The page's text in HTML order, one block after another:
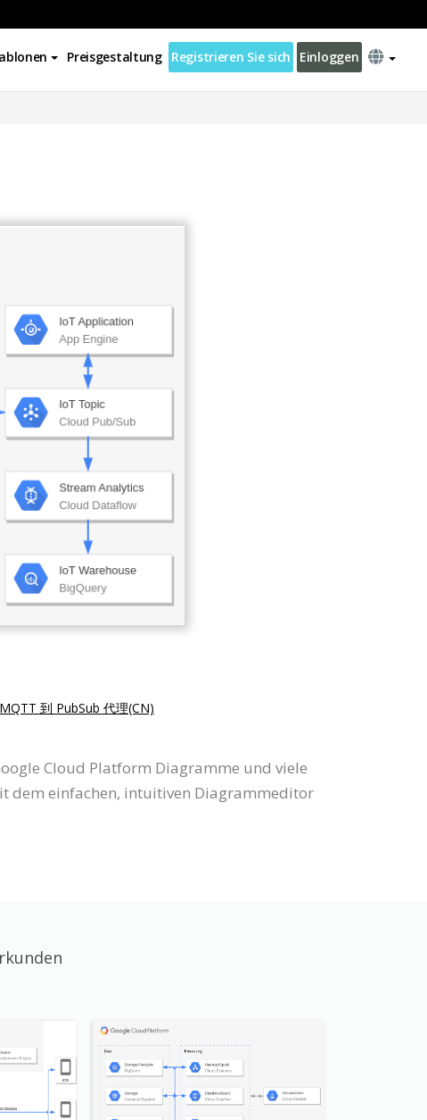
Preisgestaltung Registrieren Sie sich Einloggen
MQTT 到 PubSub 代理(CN)
Cloud Platform Diagramme und viele
dem einfachen, intuitiven Diagrammeditor